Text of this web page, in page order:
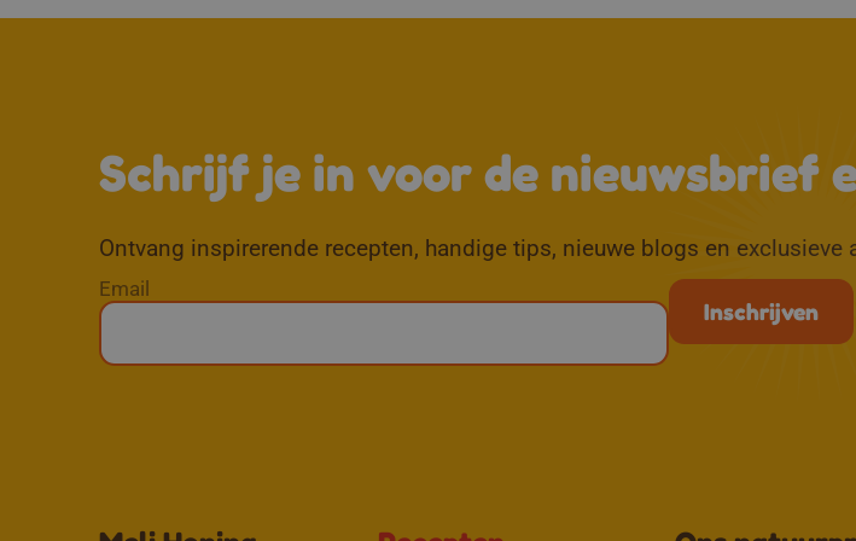
Schrijf je in voor de nieuwsbrief
Ontvang inspirerende recepten, handige tips, nieuwe blogs en
Email